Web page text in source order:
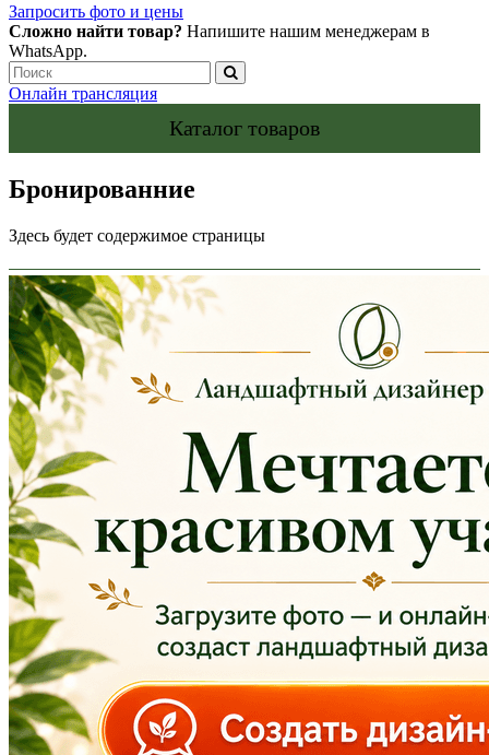
Запросить фото и цены
Сложно найти товар? Напишите нашим менеджерам в
WhatsApp.
Онлайн трансляция
Каталог товаров
Бронированние
Здесь будет содержимое страницы